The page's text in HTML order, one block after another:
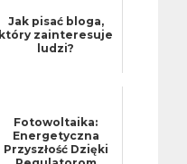
Jak pisać bloga,
który zainteresuje
ludzi?
Fotowoltaika:
Energetyczna
Przyszłość Dzięki